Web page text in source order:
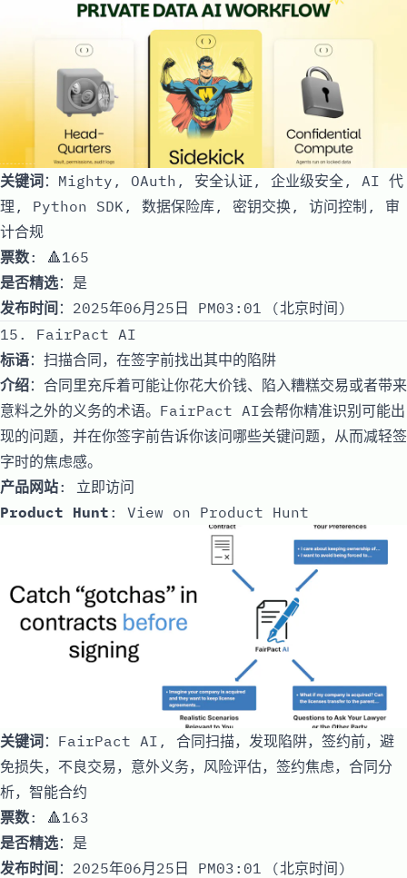
关键词：Mighty, OAuth, 安全认证, 企业级安全, AI 代
理, Python SDK, 数据保险库, 密钥交换, 访问控制, 审
计合规
票数: 🔺165
是否精选：是
发布时间 ：2025年06月25日 PM03:01 (北京时间)
15. FairPact AI
标语：扫描合同，在签字前找出其中的陷阱
介绍：合同里充斥着可能让你花大价钱、陷入糟糕交易或者带来
意料之外的义务的术语。FairPact AI会帮你精准识别可能出
现的问题，并在你签字前告诉你该问哪些关键问题，从而减轻签
字时的焦虑感。
产品网站: 立即访问
Product Hunt : View on Product Hunt
关键词：FairPact AI, 合同扫描，发现陷阱，签约前，避
免损失，不良交易，意外义务，风险评估，签约焦虑，合同分
析，智能合约
票数: 🔺163
是否精选：是
发布时间 ：2025年06月25日 PM03:01 (北京时间)